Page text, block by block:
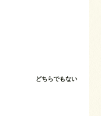
どちらでもない